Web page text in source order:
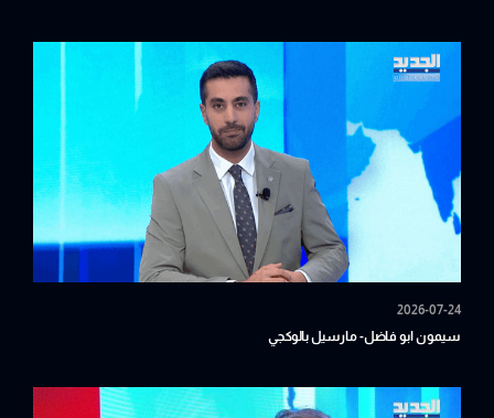
2026-07-24
سيمون ابو فاضل- مارسيل بالوكجي